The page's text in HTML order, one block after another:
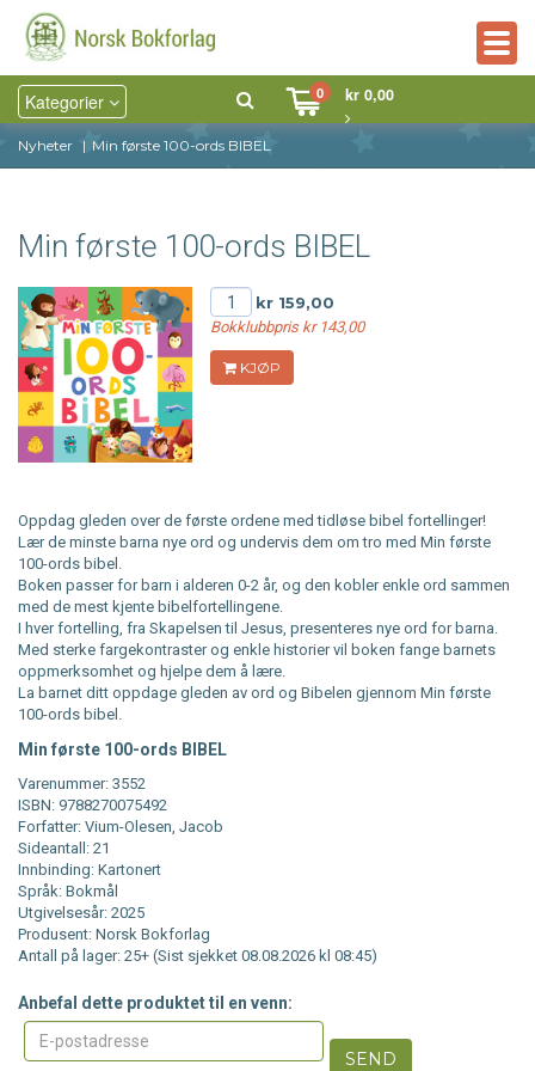
Kategorier
0 kr 0,00
Nyheter Min første 100-ords BIBEL
Min første 100-ords BIBEL
kr 159,00
Bokklubbpris kr 143,00
KJØP
Oppdag gleden over de første ordene med tidløse bibel fortellinger!
Lær de minste barna nye ord og undervis dem om tro med Min første
100-ords bibel.
Boken passer for barn i alderen 0-2 år, og den kobler enkle ord sammen
med de mest kjente bibelfortellingene.
I hver fortelling, fra Skapelsen til Jesus, presenteres nye ord for barna.
Med sterke fargekontraster og enkle historier vil boken fange barnets
oppmerksomhet og hjelpe dem å lære.
La barnet ditt oppdage gleden av ord og Bibelen gjennom Min første
100-ords bibel.
Min første 100-ords BIBEL
Varenummer: 3552
ISBN: 9788270075492
Forfatter: Vium-Olesen, Jacob
Sideantall: 21
Innbinding: Kartonert
Språk: Bokmål
Utgivelsesår: 2025
Produsent: Norsk Bokforlag
Antall på lager: 25+ (Sist sjekket 08.08.2026 kl 08:45)
Anbefal dette produktet til en venn:
SEND